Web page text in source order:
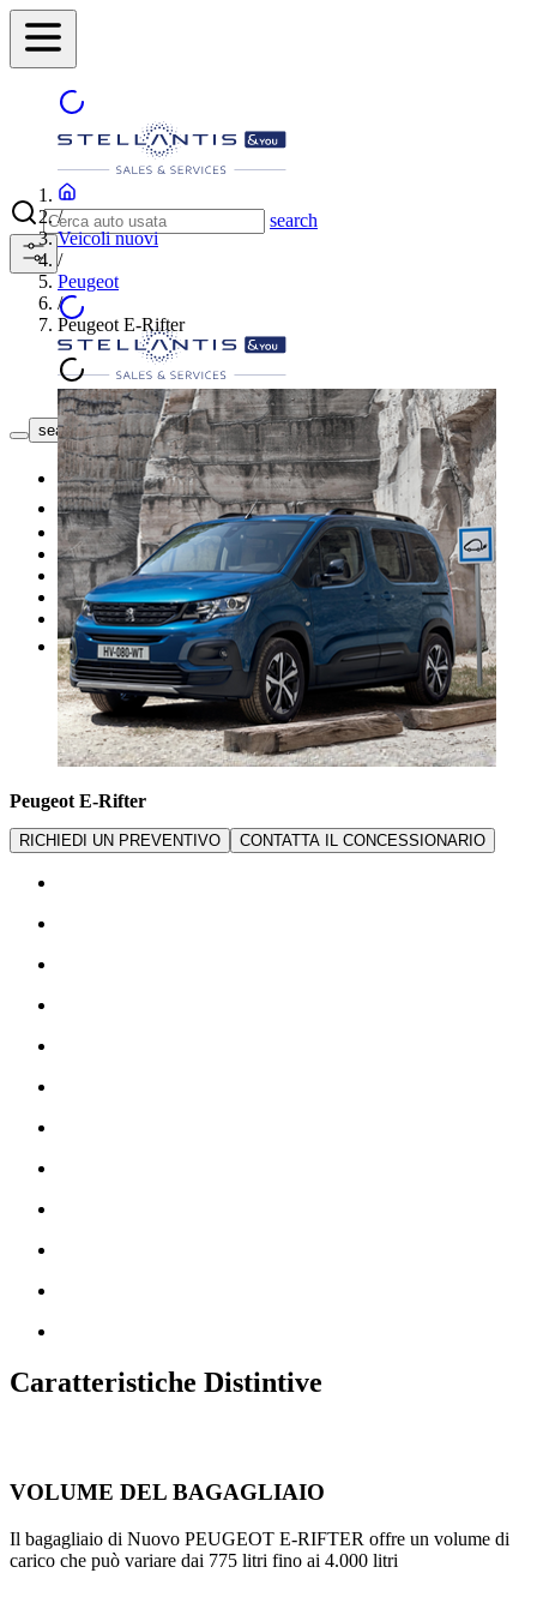
search
search button - icon Trova la concessionaria
Nuovo
Usato
Le nostre offerte
I nostri brand
Officina
Vendi un'auto
Altro
/
Veicoli nuovi
/
Peugeot
/
Peugeot E-Rifter
Peugeot E-Rifter
RICHIEDI UN PREVENTIVO CONTATTA IL CONCESSIONARIO
Caratteristiche Distintive
VOLUME DEL BAGAGLIAIO
Il bagagliaio di Nuovo PEUGEOT E-RIFTER offre un volume di
carico che può variare dai 775 litri fino ai 4.000 litri